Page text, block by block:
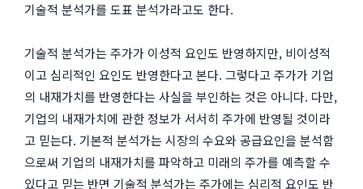
기술적 분석가를 도표 분석가라고도 한다.
기술적 분석가는 주가가 이성적 요인도 반영하지만, 비이성적
이고 심리적인 요인도 반영한다고 본다. 그렇다고 주가가 기업
의 내재가치를 반영한다는 사실을 부인하는 것은 아니다. 다만,
기업의 내재가치에 관한 정보가 서서히 주가에 반영될 것이라
고 믿는다. 기본적 분석가는 시장의 수요와 공급요인을 분석함
으로써 기업의 내재가치를 파악하고 미래의 주가를 예측할 수
있다고 믿는 반면 기술적 분석가는 주가에는 심리적 요인도 반